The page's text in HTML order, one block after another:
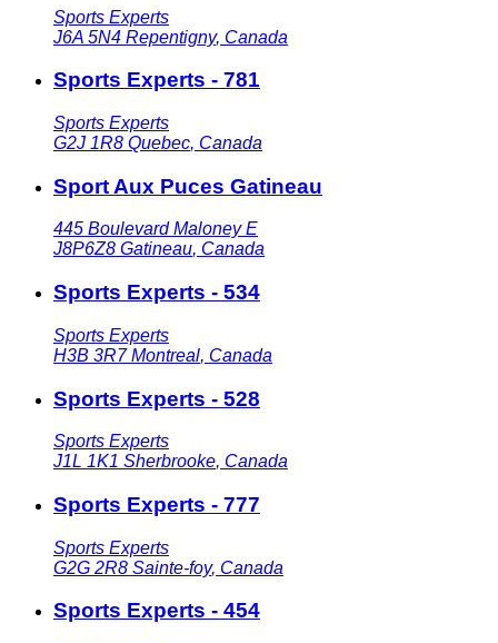
Sports Experts
J6A 5N4 Repentigny, Canada
Sports Experts - 781
Sports Experts
G2J 1R8 Quebec, Canada
Sport Aux Puces Gatineau
445 Boulevard Maloney E
J8P6Z8 Gatineau, Canada
Sports Experts - 534
Sports Experts
H3B 3R7 Montreal, Canada
Sports Experts - 528
Sports Experts
J1L 1K1 Sherbrooke, Canada
Sports Experts - 777
Sports Experts
G2G 2R8 Sainte-foy, Canada
Sports Experts - 454